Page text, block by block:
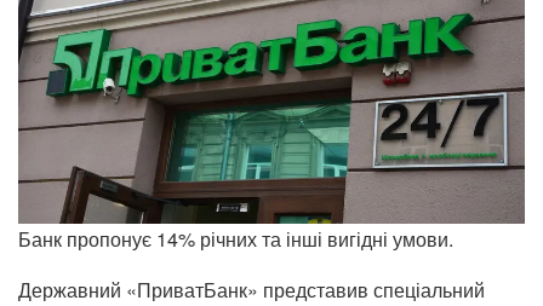
Банк пропонує 14% річних та інші вигідні умови.
Державний «ПриватБанк» представив спеціальний